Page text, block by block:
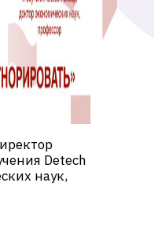
Detech
наук,